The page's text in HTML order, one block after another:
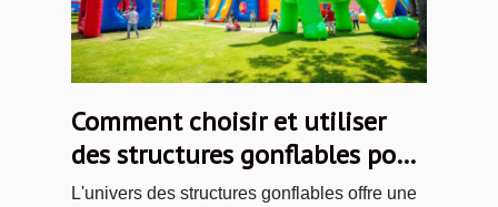
Comment choisir et utiliser
des structures gonflables pour
vos événements ?
L'univers des structures gonflables offre une